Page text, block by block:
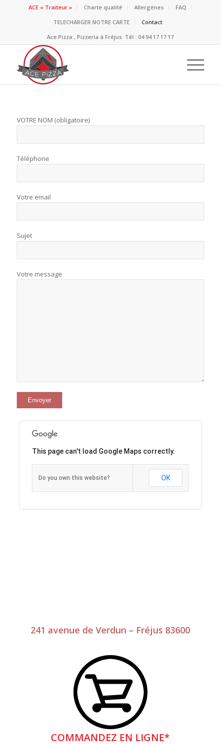
ACE « Traiteur » Charte qualité Allergènes
FAQ
TELECHARGER NOTRE CARTE
Contact
Ace Pizza , Pizzeria à Fréjus. Tél : 04 94 17 17 17
VOTRE NOM (obligatoire)
Téléphone
Votre email
Sujet
Votre message
This page can't load Google Maps correctly.
Do you own this website? OK
241 avenue de Verdun – Fréjus 83600
COMMANDEZ EN LIGNE*